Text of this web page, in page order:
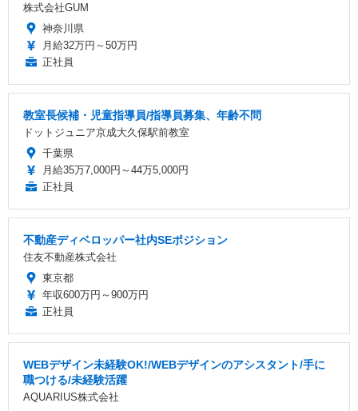
株式会社GUM
神奈川県
月給32万円～50万円
正社員
教室長候補・児童指導員/指導員募集、年齢不問
ドットジュニア京成大久保駅前教室
千葉県
月給35万7,000円～44万5,000円
正社員
不動産ディベロッパー社内SEポジション
住友不動産株式会社
東京都
年収600万円～900万円
正社員
WEBデザイン未経験OK!/WEBデザインのアシスタント/手に
職つける/未経験活躍
AQUARIUS株式会社